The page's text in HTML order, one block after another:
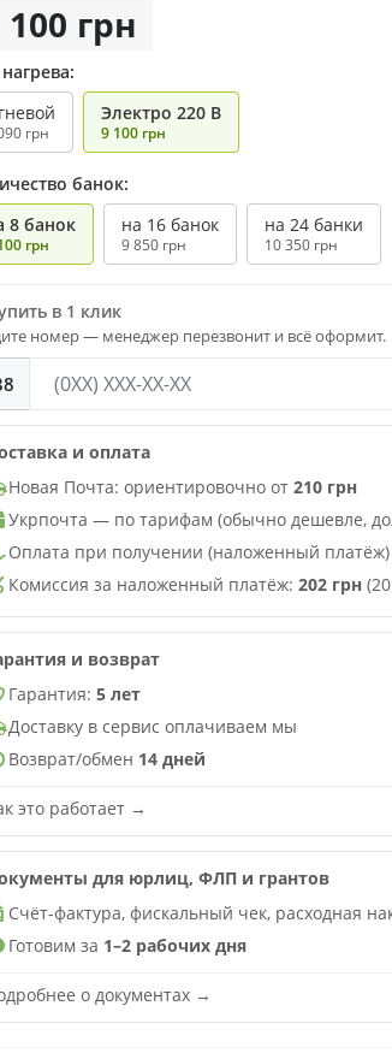
100 грн
грн
Электро 220 В
9 100 грн
банок:
8 банок
грн
на 16 банок
9 850 грн
на 24 банки
10 350 грн
в 1 клик
номер — менеджер перезвонит и всё оформит.
и оплата
Новая Почта: ориентировочно от 210 грн
Укрпочта — по тарифам (обычно дешевле,
Оплата при получении (наложенный платёж)
Комиссия за наложенный платёж: 202 грн
и возврат
Гарантия: 5 лет
Доставку в сервис оплачиваем мы
Возврат/обмен 14 дней
это работает →
для юрлиц, ФЛП и грантов
Счёт-фактура, фискальный чек, расходная
Готовим за 1–2 рабочих дня
о документах →